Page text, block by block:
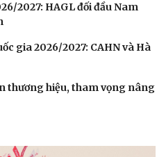
2027: HAGL đối đầu Nam
gia 2026/2027: CAHN và Hà
thương hiệu, tham vọng nâng